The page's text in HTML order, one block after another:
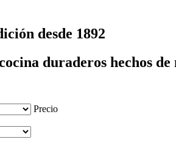
desde 1892
duraderos hechos
Precio